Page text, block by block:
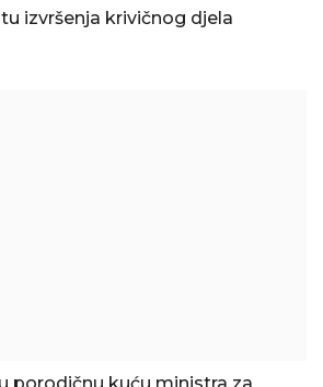
izvršenja krivičnog djela